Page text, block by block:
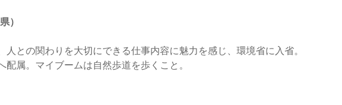
）
との関わりを大切にできる仕事内容に魅力を感じ、環境省に入省。
属。マイブームは自然歩道を歩くこと。